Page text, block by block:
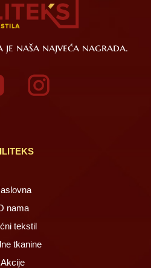
naša najveća nagrada.
nama
tekstil
tkanine
Akcije